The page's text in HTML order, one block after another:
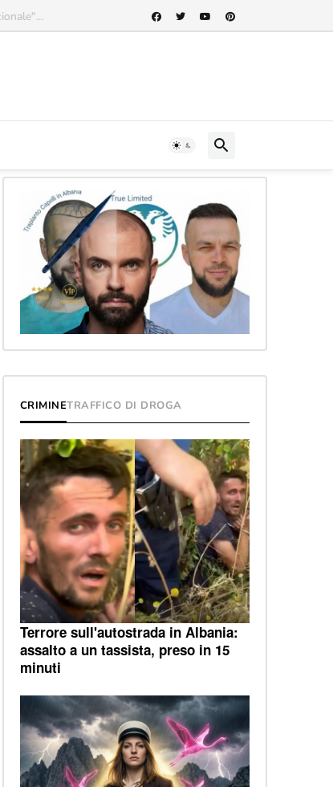
CRIMINETRAFFICO DI DROGA
Terrore sull'autostrada in Albania:
assalto a un tassista, preso in 15
minuti